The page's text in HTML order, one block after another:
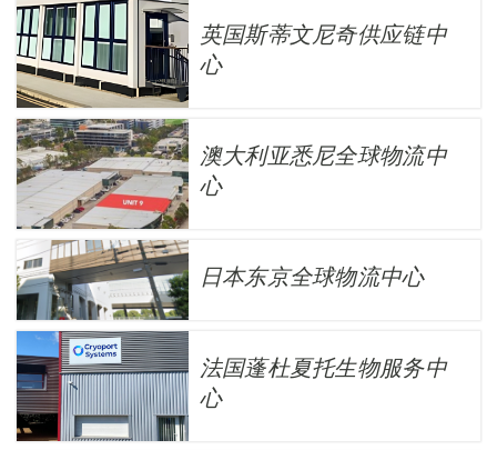
英国斯蒂文尼奇供应链中
心
澳大利亚悉尼全球物流中
心
日本东京全球物流中心
法国蓬杜夏托生物服务中
心